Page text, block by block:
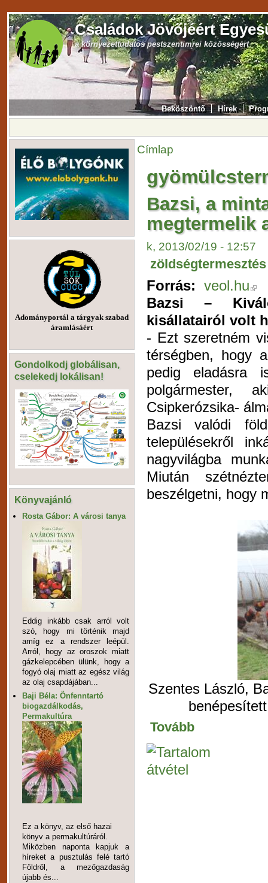
Családok Jövőjéért
a környezettudatos pestszentimrei közösségért
Beköszöntő Hírek
Adományportál a tárgyak szabad
áramlásáért
Gondolkodj globálisan,
cselekedj lokálisan!
Könyvajánló
Rosta Gábor: A városi tanya
Eddig inkább csak arról volt
szó, hogy mi történik majd
amíg ez a rendszer leépül.
Arról, hogy az oroszok miatt
gázkelepcében ülünk, hogy a
fogyó olaj miatt az egész világ
az olaj csapdájában...
Baji Béla: Önfenntartó
biogazdálkodás,
Permakultúra
Ez a könyv, az első hazai
könyv a permakultúráról.
Miközben naponta kapjuk a
híreket a pusztulás felé tartó
Földről, a mezőgazdaság
újabb és...
Címlap
Bazsi, a
megtermelik
k, 2013/02/19 - 12:57
zöldségtermesztés
Forrás: veol.hu
Bazsi –
kisállatairól volt
- Ezt szeretném
térségben, hogy
pedig eladásra
polgármester,
Csipkerózsika-
Bazsi valódi
településekről
nagyvilágba
Miután
beszélgetni, hogy
Szentes László,
Tovább